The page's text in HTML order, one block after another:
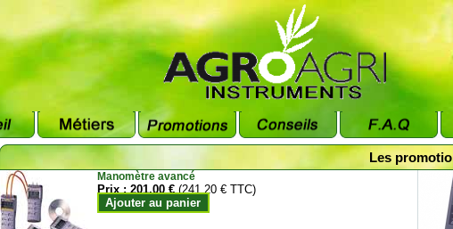
Les
Manomètre avancé
Prix :201.00 € (241.20 € TTC)
Ajouter au panier